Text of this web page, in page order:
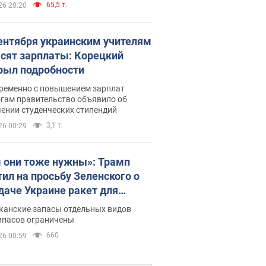
20:20 65,5 т.
украинским учителям
зарплаты: Корецкий
подробности
с повышением зарплат
правительство объявило об
студенческих стипендий
00:29 3,1 т.
тоже нужны»: Трамп
на просьбу Зеленского о
Украине ракет для
запасы отдельных видов
ограничены
00:59 660